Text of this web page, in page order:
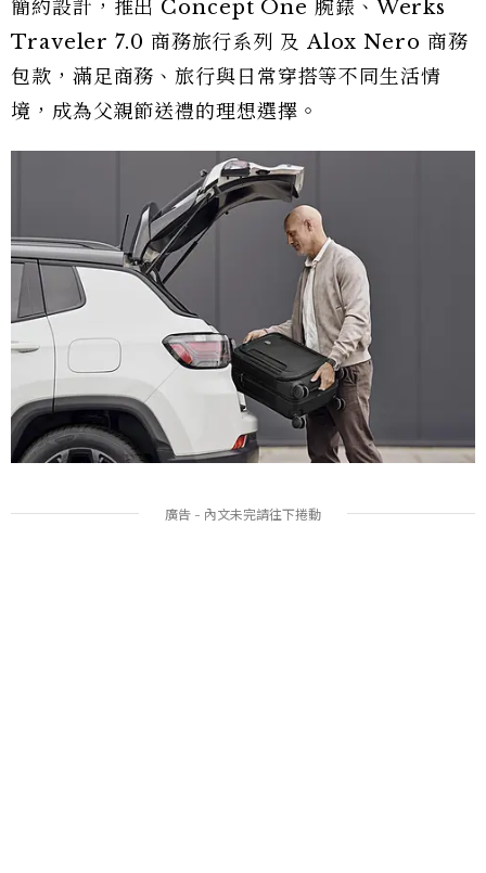
簡約設計，推出 Concept One 腕錶、Werks
Traveler 7.0 商務旅行系列 及 Alox Nero 商務
包款，滿足商務、旅行與日常穿搭等不同生活情
境，成為父親節送禮的理想選擇。